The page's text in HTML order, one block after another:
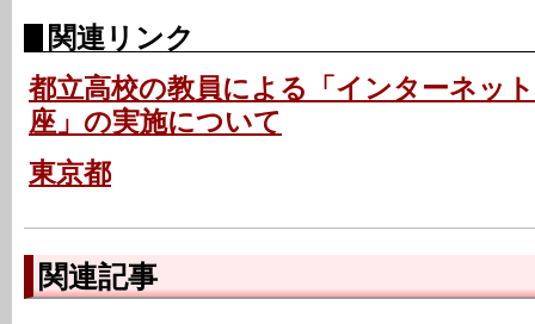
関連リンク
都立高校の教員による「インターネッ
座」の実施について
東京都
関連記事